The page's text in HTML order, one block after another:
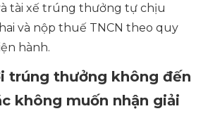
tài xế trúng thưởng tự chịu
và nộp thuế TNCN theo quy
hành.
trúng thưởng không đến
không muốn nhận giải